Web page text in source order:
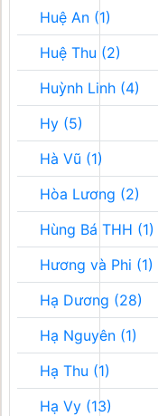
Huệ An (1)
Huệ Thu (2)
Huỳnh Linh (4)
Hy (5)
Hà Vũ (1)
Hòa Lương (2)
Hùng Bá THH (1)
Hương và Phi (1)
Hạ Dương (28)
Hạ Nguyên (1)
Hạ Thu (1)
Hạ Vy (13)